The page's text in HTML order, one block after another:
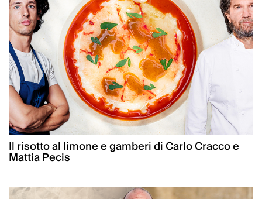
Il risotto al limone e gamberi di Carlo Cracco e
Mattia Pecis